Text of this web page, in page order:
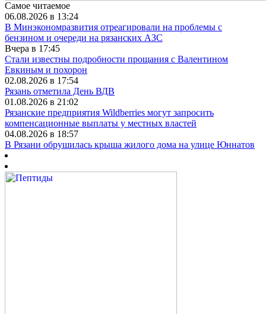
Самое читаемое
06.08.2026 в 13:24
В Минэкономразвития отреагировали на проблемы с
бензином и очереди на рязанских АЗС
Вчера в 17:45
Стали известны подробности прощания с Валентином
Евкиным и похорон
02.08.2026 в 17:54
Рязань отметила День ВДВ
01.08.2026 в 21:02
Рязанские предприятия Wildberries могут запросить
компенсационные выплаты у местных властей
04.08.2026 в 18:57
В Рязани обрушилась крыша жилого дома на улице Юннатов